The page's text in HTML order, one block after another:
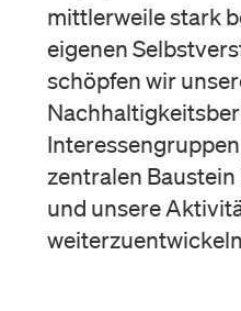
mittlerweile stark
eigenen
schöpfen wir
zentralen
und unsere